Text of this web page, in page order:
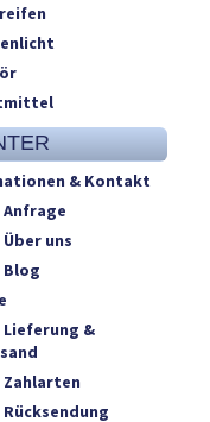
& Kontakt
Anfrage
Über uns
Blog
Lieferung &
Zahlarten
Rücksendung